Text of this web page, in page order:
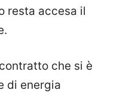
resta accesa il
che si è
di energia